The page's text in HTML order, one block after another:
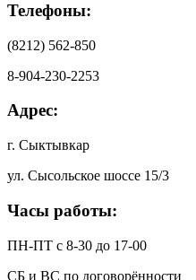
Телефоны:
(8212) 562-850
8-904-230-2253
Адрес:
г. Сыктывкар
ул. Сысольское шоссе 15/3
Часы работы:
ПН-ПТ с 8-30 до 17-00
СБ и ВС по договорённости